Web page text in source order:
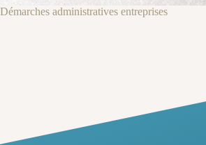
Démarches administratives entreprises